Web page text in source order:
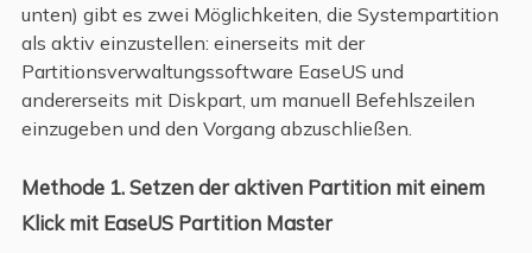
unten) gibt es zwei Möglichkeiten, die Systempartition
als aktiv einzustellen: einerseits mit der
Partitionsverwaltungssoftware EaseUS und
andererseits mit Diskpart, um manuell Befehlszeilen
einzugeben und den Vorgang abzuschließen.
Methode 1. Setzen der aktiven Partition mit einem
Klick mit EaseUS Partition Master